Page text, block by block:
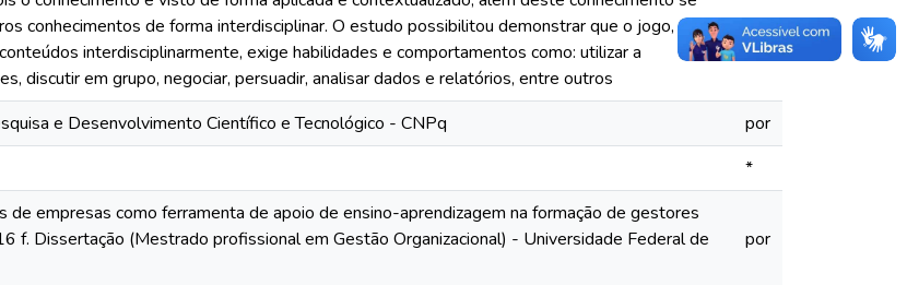
conhecimentos de forma interdisciplinar. O estudo possibilitou demonstrar que o jogo, além
interdisciplinarmente, exige habilidades e comportamentos como: utilizar a
discutir em grupo, negociar, persuadir, analisar dados e relatórios, entre outros
e Desenvolvimento Científico e Tecnológico - CNPq
por
*
de empresas como ferramenta de apoio de ensino-aprendizagem na formação de gestores
f. Dissertação (Mestrado profissional em Gestão Organizacional) - Universidade Federal de
por